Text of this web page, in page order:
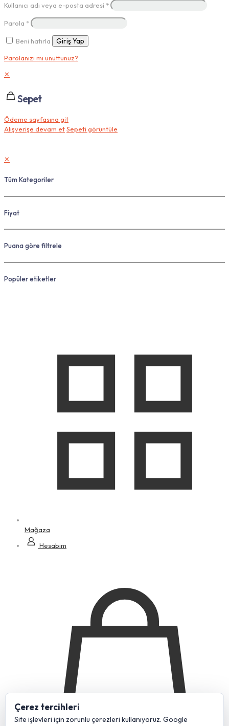
Kullanıcı adı veya e-posta adresi *
Parola *
Beni hatırla Giriş Yap
Parolanızı mı unuttunuz?
✕
Sepet
Ödeme sayfasına git
Alışverişe devam etSepeti görüntüle
✕
Tüm Kategoriler
Fiyat
Puana göre filtrele
Popüler etiketler
Mağaza
Hesabım
Çerez tercihleri
Site işlevleri için zorunlu çerezleri kullanıyoruz. Google